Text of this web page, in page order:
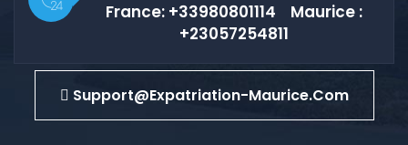
France: +33980801114 Maurice :
+23057254811
Support@expatriation-Maurice.com